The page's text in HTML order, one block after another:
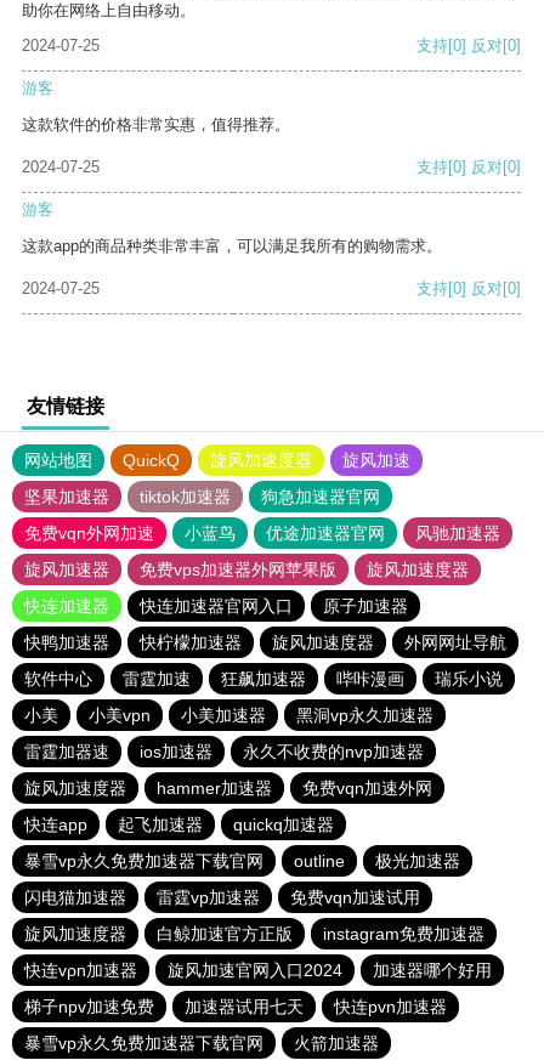
助你在网络上自由移动。
2024-07-25
支持[0] 反对[0]
游客
这款软件的价格非常实惠，值得推荐。
2024-07-25 支持[0] 反对[0]
游客
这款app的商品种类非常丰富，可以满足我所有的购物需求。
2024-07-25 支持[0] 反对[0]
友情链接
网站地图 QuickQ 旋风加速度器
旋风加速
坚果加速器
tiktok加速器
狗急加速器官网
免费vqn外网加速
小蓝鸟 优途加速器官网
风驰加速器
旋风加速器
免费vps加速器外网苹果版
旋风加速度器
快连加速器
快连加速器官网入口
原子加速器
快鸭加速器
快柠檬加速器 旋风加速度器
外网网址导航
软件中心
雷霆加速 狂飙加速器 哔咔漫画
瑞乐小说
小美
小美vpn 小美加速器
黑洞vp永久加速器
雷霆加器速
ios加速器
永久不收费的nvp加速器
旋风加速度器
hammer加速器
免费vqn加速外网
快连app
起飞加速器
quickq加速器
暴雪vp永久免费加速器下载官网
outline
极光加速器
闪电猫加速器
雷霆vp加速器
免费vqn加速试用
旋风加速度器
白鲸加速官方正版
instagram免费加速器
快连vρn加速器
旋风加速官网入口2024
加速器哪个好用
梯子npv加速免费
加速器试用七天
快连pvn加速器
暴雪vp永久免费加速器下载官网
火箭加速器